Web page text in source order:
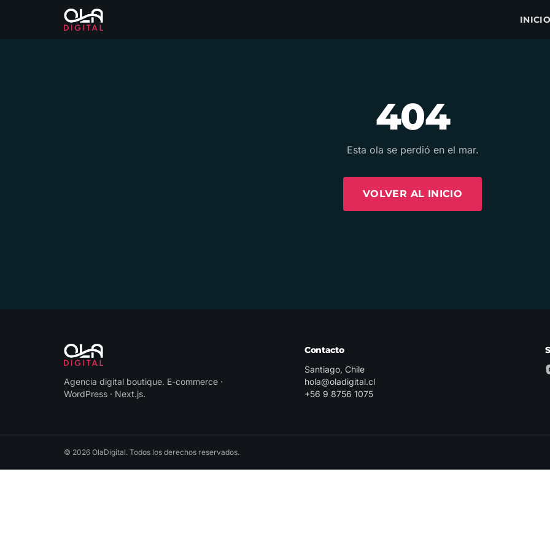
404
Esta ola se perdió en el mar.
VOLVER AL INICIO
Agencia digital boutique. E-commerce ·
WordPress · Next.js.
Contacto
Santiago, Chile
hola@oladigital.cl
+56 9 8756 1075
© 2026 OlaDigital. Todos los derechos reservados.